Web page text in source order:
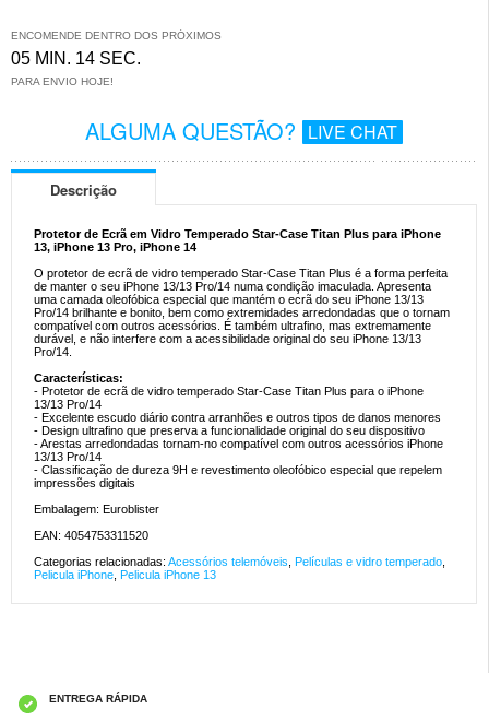
ENCOMENDE DENTRO DOS PRÓXIMOS
05 MIN. 13 SEC.
PARA ENVIO HOJE!
ALGUMA QUESTÃO? LIVE CHAT
Descrição
Protetor de Ecrã em Vidro Temperado Star-Case Titan Plus para iPhone
13, iPhone 13 Pro, iPhone 14
O protetor de ecrã de vidro temperado Star-Case Titan Plus é a forma perfeita
de manter o seu iPhone 13/13 Pro/14 numa condição imaculada. Apresenta
uma camada oleofóbica especial que mantém o ecrã do seu iPhone 13/13
Pro/14 brilhante e bonito, bem como extremidades arredondadas que o tornam
compatível com outros acessórios. É também ultrafino, mas extremamente
durável, e não interfere com a acessibilidade original do seu iPhone 13/13
Pro/14.
Características:
- Protetor de ecrã de vidro temperado Star-Case Titan Plus para o iPhone
13/13 Pro/14
- Excelente escudo diário contra arranhões e outros tipos de danos menores
- Design ultrafino que preserva a funcionalidade original do seu dispositivo
- Arestas arredondadas tornam-no compatível com outros acessórios iPhone
13/13 Pro/14
- Classificação de dureza 9H e revestimento oleofóbico especial que repelem
impressões digitais
Embalagem: Euroblister
EAN: 4054753311520
Categorias relacionadas: Acessórios telemóveis Películas e vidro temperado
Pelicula iPhone
Pelicula iPhone 13
ENTREGA RÁPIDA